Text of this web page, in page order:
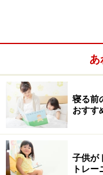
あ
寝る前
おすす
子供が
トレー